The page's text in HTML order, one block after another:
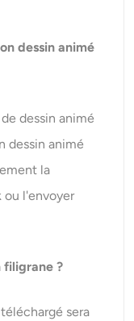
dessin animé
dessin animé
dessin animé
la
ou l'envoyer
filigrane ?
sera